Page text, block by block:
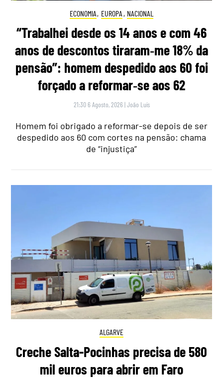
ECONOMIA, EUROPA , NACIONAL
“Trabalhei desde os 14 anos e com 46
anos de descontos tiraram‑me 18% da
pensão”: homem despedido aos 60 foi
forçado a reformar‑se aos 62
21:30 6 Agosto, 2026 |João Luís
Homem foi obrigado a reformar-se depois de ser
despedido aos 60 com cortes na pensão: chama
de “injustiça”
ALGARVE
Creche Salta-Pocinhas precisa de 580
mil euros para abrir em Faro